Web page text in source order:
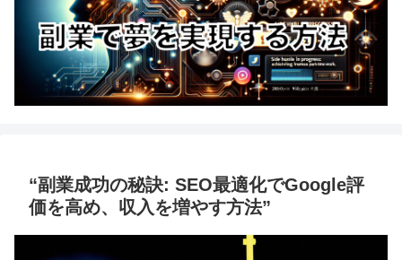
“副業成功の秘訣: SEO最適化でGoogle評
価を高め、収入を増やす方法”